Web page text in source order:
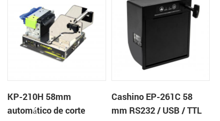
auto-cortador
KP-210H 58mm
automático de corte
Cashino EP-261C 58
mm RS232 / USB / TTL